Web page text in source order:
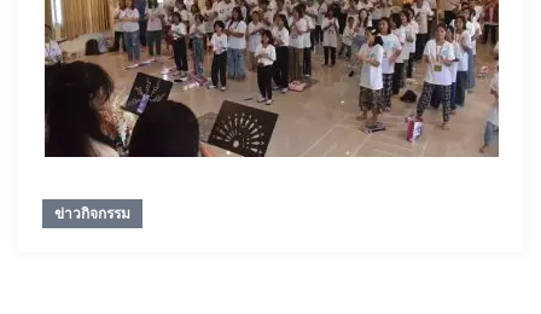
ข่าวกิจกรรม